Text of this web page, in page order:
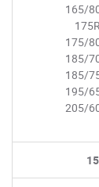
165/
175/
185/
185/
195/
205/